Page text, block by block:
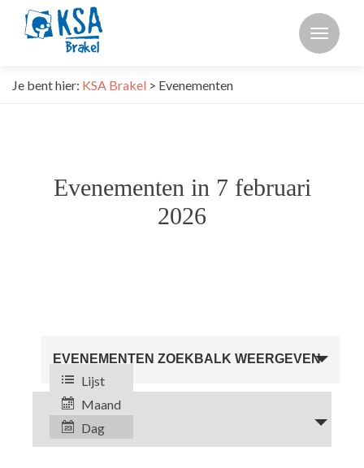
Je bent hier: KSA Brakel > Evenementen
Evenementen in 7 februari
2026
Zoeken
en
weergeven
navigatie
EVENEMENTEN ZOEKBALK WEERGEVEN
Evenement
weergaven
Dag
Lijst
Maand
Dag